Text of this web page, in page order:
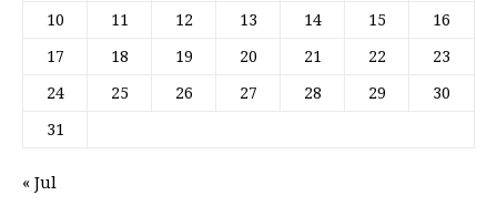
10 11 12 13 14 15 16
17 18 19 20 21 22 23
24 25 26 27 28 29 30
31
« Jul